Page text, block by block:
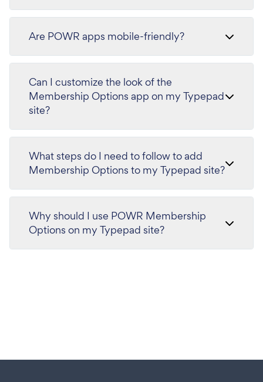
Are POWR apps mobile-friendly?
Can I customize the look of the
Membership Options app on my Typepad
site?
What steps do I need to follow to add
Membership Options to my Typepad site?
Why should I use POWR Membership
Options on my Typepad site?